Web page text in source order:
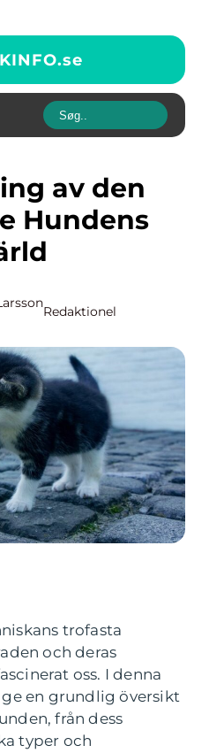
se
Hundens
Redaktionel
trofasta
och deras
oss. I denna
en grundlig översikt
från dess
typer och